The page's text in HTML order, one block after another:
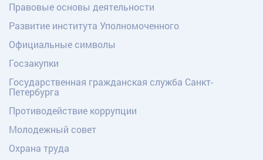
Правовые основы деятельности
Развитие института Уполномоченного
Официальные символы
Госзакупки
Государственная гражданская служба Санкт-
Петербурга
Противодействие коррупции
Молодежный совет
Охрана труда